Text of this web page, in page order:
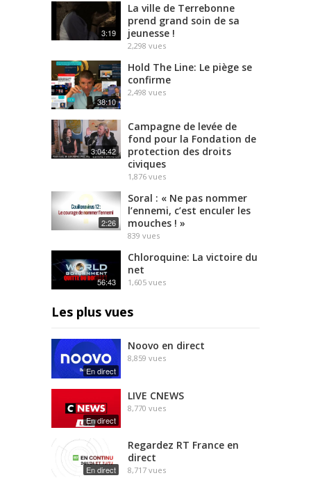
3:19
La ville de Terrebonne
prend grand soin de sa
jeunesse !
2,298 vues
38:10
Hold The Line: Le piège se
confirme
2,498 vues
3:04:42
Campagne de levée de
fond pour la Fondation de
protection des droits
civiques
1,876 vues
2:26
Soral : « Ne pas nommer
l’ennemi, c’est enculer les
mouches ! »
839 vues
56:43
Chloroquine: La victoire du
net
1,605 vues
Les plus vues
En direct
Noovo en direct
8,859 vues
En direct
LIVE CNEWS
8,770 vues
En direct
Regardez RT France en
direct
8,717 vues